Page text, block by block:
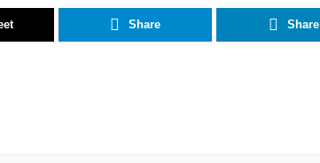
Share Share